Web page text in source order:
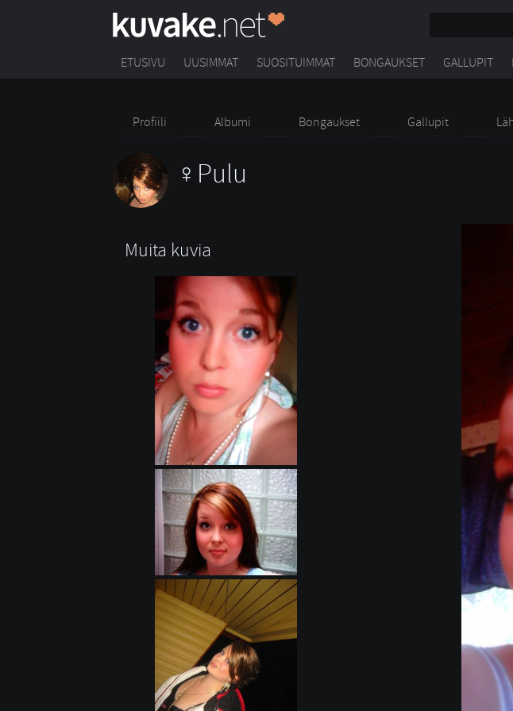
ETUSIVU UUSIMMAT SUOSITUIMMAT BONGAUKSET GALLUPIT
Profiili Albumi Bongaukset Gallupit
Pulu
Muita kuvia